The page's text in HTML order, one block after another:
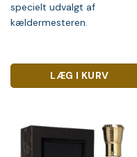
specielt udvalgt af
kældermesteren.
LÆG I KURV